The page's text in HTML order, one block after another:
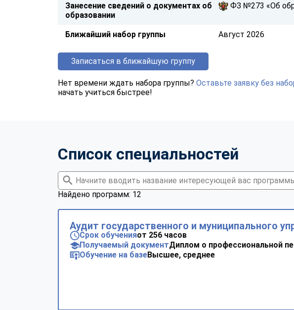
Занесение сведений о документах об
образовании
ФЗ №273 «Об
Ближайший набор группы Август 2026
Записаться в ближайшую группу
Нет времени ждать набора группы? Оставьте заявку без
начать учиться быстрее!
Список специальностей
Найдено программ: 12
Аудит государственного и муниципального
Срок обученияот 256 часов
Получаемый документДиплом о профессиональной
Обучение на базеВысшее, среднее